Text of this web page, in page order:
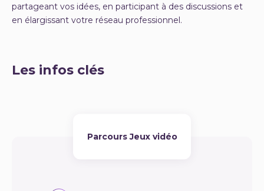
partageant vos idées, en participant à des discussions et
en élargissant votre réseau professionnel.
Les infos clés
Parcours Jeux vidéo